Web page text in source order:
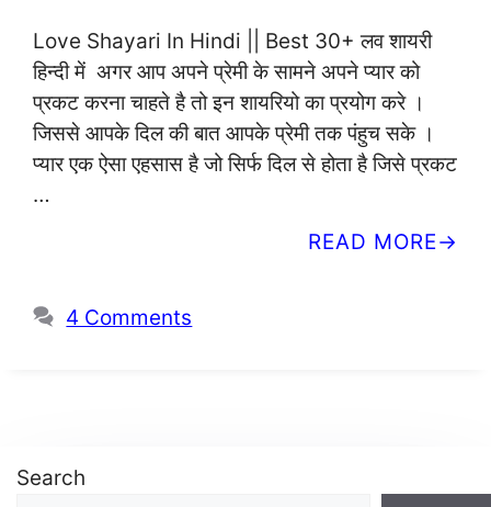
Love Shayari In Hindi || Best 30+ लव शायरी
हिन्दी में अगर आप अपने प्रेमी के सामने अपने प्यार को
प्रकट करना चाहते है तो इन शायरियो का प्रयोग करे ।
जिससे आपके दिल की बात आपके प्रेमी तक पंहुच सके ।
प्यार एक ऐसा एहसास है जो सिर्फ दिल से होता है जिसे प्रकट
…
READ MORE
4 Comments
Search